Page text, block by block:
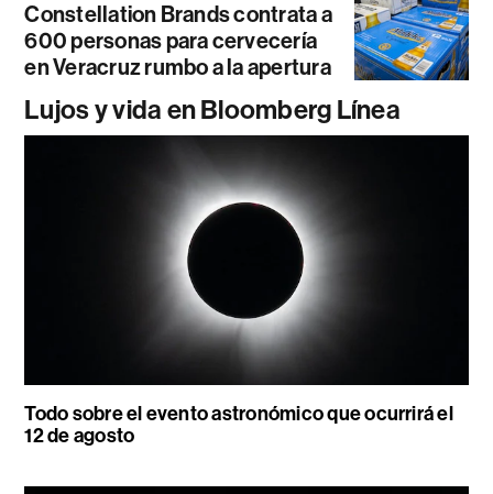
Constellation Brands contrata a
600 personas para cervecería
en Veracruz rumbo a la apertura
Lujos y vida en Bloomberg Línea
Todo sobre el evento astronómico que ocurrirá el
12 de agosto